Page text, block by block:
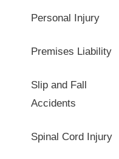
Personal Injury
Premises Liability
Slip and Fall
Accidents
Spinal Cord Injury